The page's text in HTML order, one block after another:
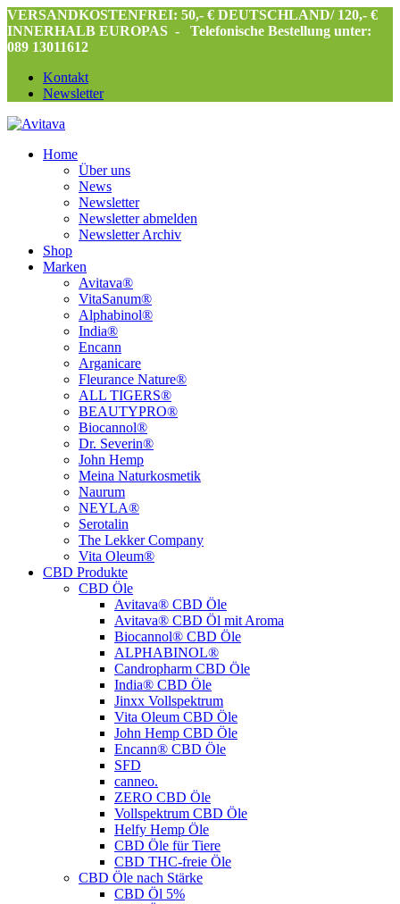
VERSANDKOSTENFREI: 50,- € DEUTSCHLAND/ 120,- €
INNERHALB EUROPAS -
Telefonische Bestellung unter:
089 13011612
Kontakt
Newsletter
Home
Über uns
News
Newsletter
Newsletter abmelden
Newsletter Archiv
Shop
Marken
Avitava®
VitaSanum®
Alphabinol®
India®
Encann
Arganicare
Fleurance Nature®
ALL TIGERS®
BEAUTYPRO®
Biocannol®
Dr. Severin®
John Hemp
Meina Naturkosmetik
Naurum
NEYLA®
Serotalin
The Lekker Company
Vita Oleum®
CBD Produkte
CBD Öle
Avitava® CBD Öle
Avitava® CBD Öl mit Aroma
Biocannol® CBD Öle
ALPHABINOL®
Candropharm CBD Öle
India® CBD Öle
Jinxx Vollspektrum
Vita Oleum CBD Öle
John Hemp CBD Öle
Encann® CBD Öle
SFD
canneo.
ZERO CBD Öle
Vollspektrum CBD Öle
Helfy Hemp Öle
CBD Öle für Tiere
CBD THC-freie Öle
CBD Öle nach Stärke
CBD Öl 5%